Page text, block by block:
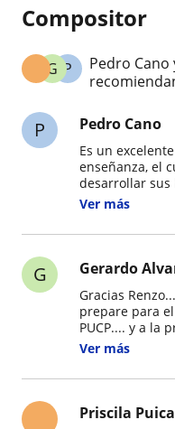
Compositor
P
G
Pedro
P Pedro Cano
Es un
enseñanza, el
desarrollar sus
Actualmente
mí sólo me
Ver más
G Gerardo
Gracias
prepare para
PUCP.... y a la
dice mi hijo
Ver más
Priscila